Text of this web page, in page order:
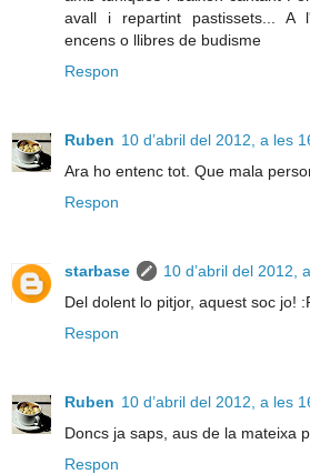
avall i repartint pastissets... A
encens o llibres de budisme
Respon
Ruben 10 d’abril del 2012, a les
Ara ho entenc tot. Que mala
Respon
starbase
10 d’abril del 2012,
Del dolent lo pitjor, aquest soc jo!
Respon
Ruben 10 d’abril del 2012, a les
Doncs ja saps, aus de la mateixa
Respon